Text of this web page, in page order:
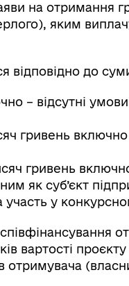
на отримання
яким
відповідно до
– відсутні
гривень
гривень
як суб’єкт
у
вартості
отримувача